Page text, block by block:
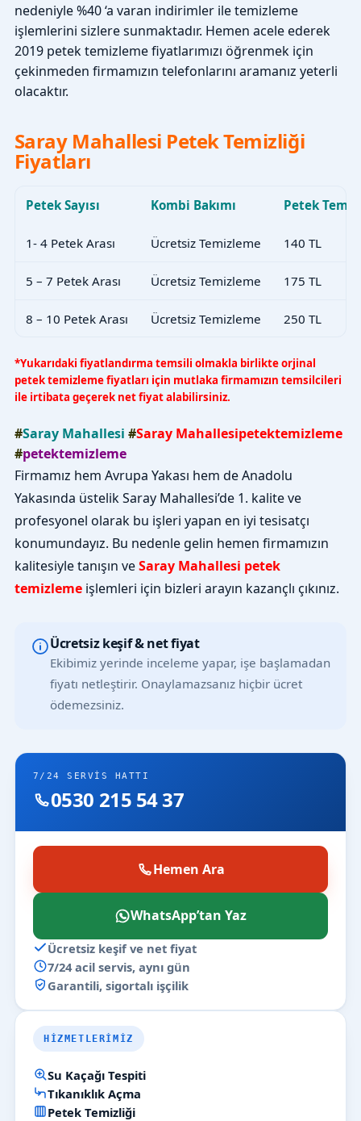
nedeniyle %40 ‘a varan indirimler ile temizleme
işlemlerini sizlere sunmaktadır. Hemen acele ederek
2019 petek temizleme fiyatlarımızı öğrenmek için
çekinmeden firmamızın telefonlarını aramanız yeterli
olacaktır.
Saray Mahallesi Petek Temizliği
Fiyatları
Petek Sayısı Kombi Bakımı Petek
1- 4 Petek Arası Ücretsiz Temizleme 140 TL
5 – 7 Petek Arası Ücretsiz Temizleme 175 TL
8 – 10 Petek Arası Ücretsiz Temizleme 250 TL
*Yukarıdaki fiyatlandırma temsili olmakla birlikte orjinal
petek temizleme fiyatları için mutlaka firmamızın temsilcileri
ile irtibata geçerek net fiyat alabilirsiniz.
#Saray Mahallesi #Saray Mahallesipetektemizleme
#petektemizleme
Firmamız hem Avrupa Yakası hem de Anadolu
Yakasında üstelik Saray Mahallesi’de 1. kalite ve
profesyonel olarak bu işleri yapan en iyi tesisatçı
konumundayız. Bu nedenle gelin hemen firmamızın
kalitesiyle tanışın veSaray Mahallesi petek
temizlemeişlemleri için bizleri arayın kazançlı çıkınız.
Ücretsiz keşif & net fiyat
Ekibimiz yerinde inceleme yapar, işe başlamadan
fiyatı netleştirir. Onaylamazsanız hiçbir ücret
ödemezsiniz.
7/24 SERVIS HATTI
0530 215 54 37
Hemen Ara
WhatsApp’tan Yaz
Ücretsiz keşif ve net fiyat
7/24 acil servis, aynı gün
Garantili, sigortalı işçilik
HIZMETLERIMIZ
Su Kaçağı Tespiti
Tıkanıklık Açma
Petek Temizliği